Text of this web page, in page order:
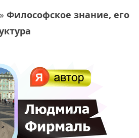
»Философское знание, его